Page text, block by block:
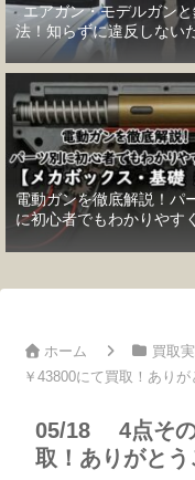
エアガン・モデルガン
法！知らずに違反しない
完全ガイド
電動ガンを徹底解説！パ
に初心者でもわかりやす
【メカボックス・基礎
ホーム 買取
￥43800にて買取！ありが
05/18 4点その
取！ありがとう